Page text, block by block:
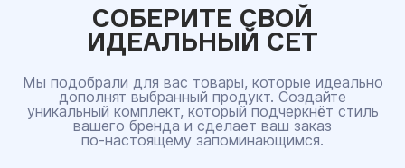
СОБЕРИТЕ СВОЙ
ИДЕАЛЬНЫЙ СЕТ
Мы подобрали для вас товары, которые идеально
дополнят выбранный продукт. Создайте
уникальный комплект, который подчеркнёт стиль
вашего бренда и сделает ваш заказ
по‑настоящему запоминающимся.